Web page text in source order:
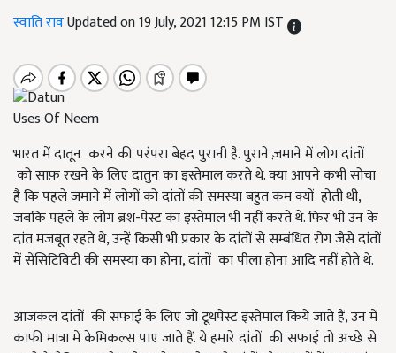
स्वाति रावUpdated on 19 July, 2021 12:15 PM IST
Uses Of Neem
भारत में दातून करने की परंपरा बेहद पुरानी है. पुराने ज़माने में लोग दांतों
को साफ़ रखने के लिए दातुन का इस्तेमाल करते थे. क्या आपने कभी सोचा
है कि पहले जमाने में लोगों को दांतों की समस्या बहुत कम क्यों होती थी,
जबकि पहले के लोग ब्रश-पेस्ट का इस्तेमाल भी नहीं करते थे. फिर भी उन के
दांत मजबूत रहते थे, उन्हें किसी भी प्रकार के दांतों से सम्बंधित रोग जैसे दांतों
में सेंसिटिविटी की समस्या का होना, दांतों का पीला होना आदि नहीं होते थे.
आजकल दांतों की सफाई के लिए जो टूथपेस्ट इस्तेमाल किये जाते हैं, उन में
काफी मात्रा में केमिकल्स पाए जाते हैं. ये हमारे दांतों की सफाई तो अच्छे से